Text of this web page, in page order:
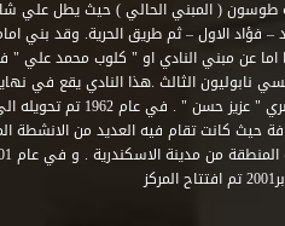
طوسون ( المبني الحالي ) حيث يطل علي
اما عن مبني النادي او " كلوب محمد علي "
المصري " عزيز حسن
حيث كانت تقام فيه العديد من الانشطة